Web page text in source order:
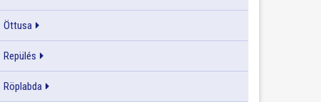
Öttusa
Repülés
Röplabda